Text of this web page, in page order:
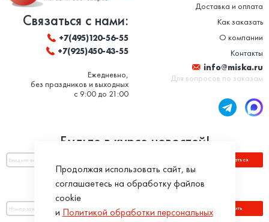
Связаться с нами:
+7(495)120-56-55
+7(925)450-43-55
Ежедневно,
без праздников и выходных
с 9:00 до 21:00
Доставка и оплата
Как заказать
О компании
Контакты
info@miska.ru
Для вопросов по заказам
Будьте в курсе новостей!
Подписаться
Оплатить по номеру заказа:
Оплатить
Продолжая использовать сайт, вы
соглашаетесь на обработку файлов
cookie
и Политикой обработки персональных